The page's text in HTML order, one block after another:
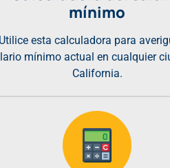
mínimo
Utilice esta calculadora para
mínimo actual en cualquier
California.